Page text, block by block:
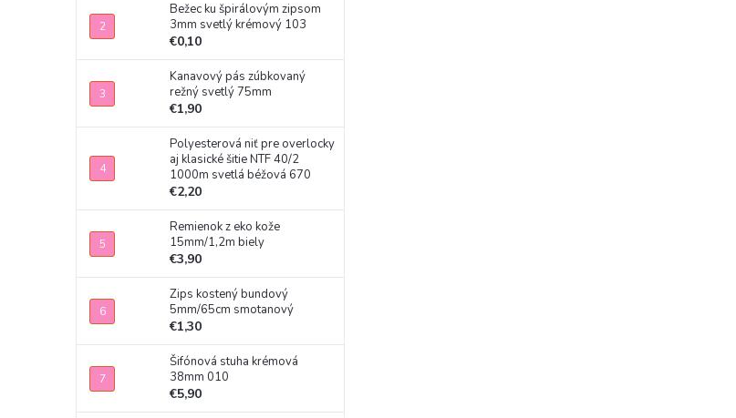
Bežec ku špirálovým zipsom
3mm svetlý krémový 103
€0,10
Kanavový pás zúbkovaný
režný svetlý 75mm
€1,90
Polyesterová niť pre overlocky
aj klasické šitie NTF 40/2
1000m svetlá béžová 670
€2,20
Remienok z eko kože
15mm/1,2m biely
€3,90
Zips kostený bundový
5mm/65cm smotanový
€1,30
Šifónová stuha krémová
38mm 010
€5,90